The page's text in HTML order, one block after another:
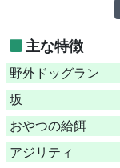
主な特徴
野外ドッグラン
坂
おやつの給餌
アジリティ